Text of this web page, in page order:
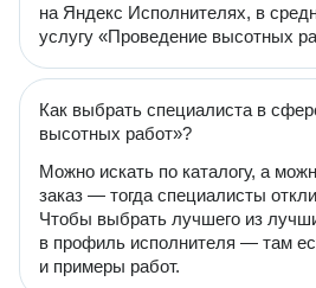
на Яндекс Исполнителях, в
услугу «Проведение высотных
Как выбрать специалиста в
высотных работ»?
Можно искать по каталогу, а
заказ — тогда специалисты
Чтобы выбрать лучшего из
в профиль исполнителя — там
и примеры работ.